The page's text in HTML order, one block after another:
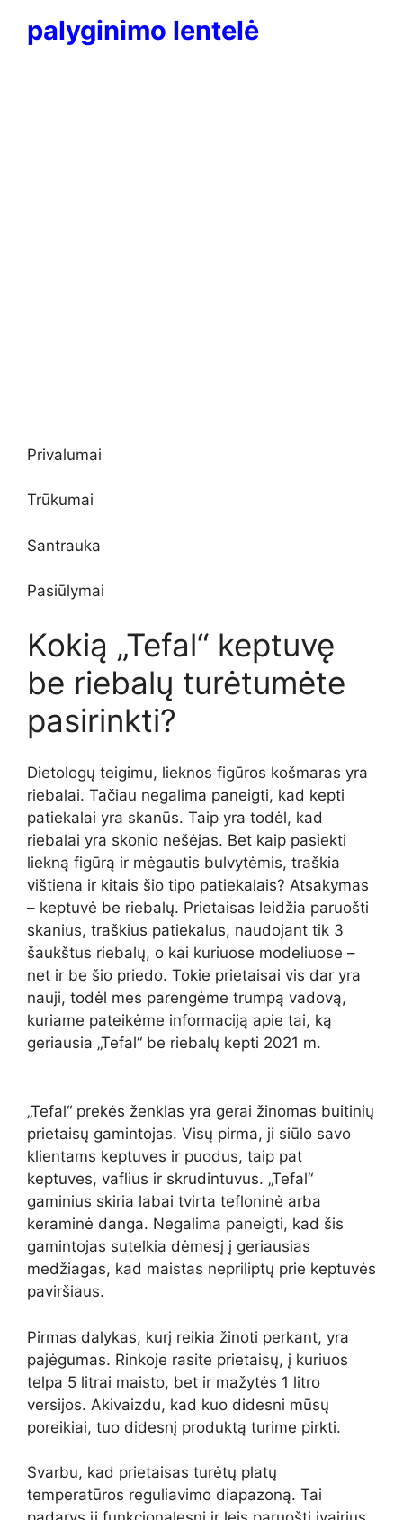
palyginimo lentelė
Privalumai
Trūkumai
Santrauka
Pasiūlymai
Kokią „Tefal“ keptuvę
be riebalų turėtumėte
pasirinkti?
Dietologų teigimu, lieknos figūros košmaras yra
riebalai. Tačiau negalima paneigti, kad kepti
patiekalai yra skanūs. Taip yra todėl, kad
riebalai yra skonio nešėjas. Bet kaip pasiekti
liekną figūrą ir mėgautis bulvytėmis, traškia
vištiena ir kitais šio tipo patiekalais? Atsakymas
– keptuvė be riebalų. Prietaisas leidžia paruošti
skanius, traškius patiekalus, naudojant tik 3
šaukštus riebalų, o kai kuriuose modeliuose –
net ir be šio priedo. Tokie prietaisai vis dar yra
nauji, todėl mes parengėme trumpą vadovą,
kuriame pateikėme informaciją apie tai, ką
geriausia „Tefal“ be riebalų kepti 2021 m.
„Tefal“ prekės ženklas yra gerai žinomas buitinių
prietaisų gamintojas. Visų pirma, ji siūlo savo
klientams keptuves ir puodus, taip pat
keptuves, vaflius ir skrudintuvus. „Tefal“
gaminius skiria labai tvirta tefloninė arba
keraminė danga. Negalima paneigti, kad šis
gamintojas sutelkia dėmesį į geriausias
medžiagas, kad maistas nepriliptų prie keptuvės
paviršiaus.
Pirmas dalykas, kurį reikia žinoti perkant, yra
pajėgumas. Rinkoje rasite prietaisų, į kuriuos
telpa 5 litrai maisto, bet ir mažytės 1 litro
versijos. Akivaizdu, kad kuo didesni mūsų
poreikiai, tuo didesnį produktą turime pirkti.
Svarbu, kad prietaisas turėtų platų
temperatūros reguliavimo diapazoną. Tai